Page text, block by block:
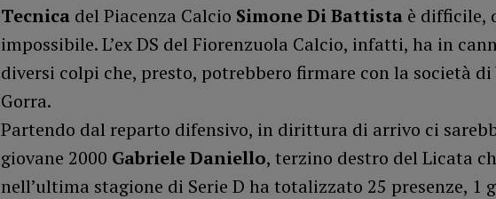
Tecnicadel Piacenza Calcio Simone Di Battistaè difficile,
impossibile. L’ex DS del Fiorenzuola Calcio, infatti, ha in
diversi colpi che, presto, potrebbero firmare con la società di
Gorra.
Partendo dal reparto difensivo, in dirittura di arrivo ci
giovane 2000 Gabriele Daniello, terzino destro del Licata
nell’ultima stagione di Serie D ha totalizzato 25 presenze, 1